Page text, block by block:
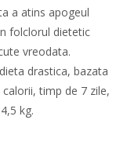
a atins apogeul
folclorul dietetic
vreodata.
drastica, bazata
timp de 7 zile,
kg.